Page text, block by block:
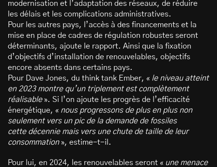
modernisation et l’adaptation des réseaux, de réduire
les délais et les complications administratives.
Pour les autres pays, l’accès à des financements et la
mise en place de cadres de régulation robustes seront
déterminants, ajoute le rapport. Ainsi que la fixation
d’objectifs d’installation de renouvelables, objectifs
encore absents dans certains pays.
Pour Dave Jones, du think tank Ember, « le niveau atteint
en 2023 montre qu’un triplement est complètement
réalisable». Si l’on ajoute les progrès de l’efficacité
énergétique, « nous progressons de plus en plus non
seulement vers un pic de la demande de fossiles
cette décennie mais vers une chute de taille de leur
consommation», estime-t-il.
Pour lui, en 2024, les renouvelables seront « une menace